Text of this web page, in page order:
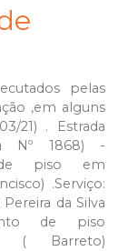
pelas
,em alguns
21) . Estrada
Nº 1868) -
de piso em
.Serviço:
da Silva
de piso
( Barreto)